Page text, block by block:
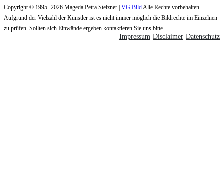
Copyright © 1995- 2026 Mageda Petra Stelzner | VG Bild Alle Rechte vorbehalten.
Aufgrund der Vielzahl der Künstler ist es nicht immer möglich die Bildrechte im Einzelnen
zu prüfen. Sollten sich Einwände ergeben kontaktieren Sie uns bitte.
Datenschutz
Disclaimer
Impressum